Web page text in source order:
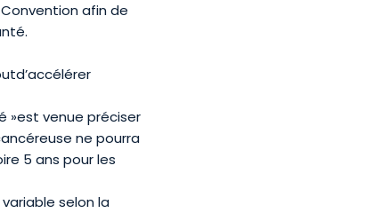
afin de
»est venue préciser
ne pourra
5 ans pour les
selon la